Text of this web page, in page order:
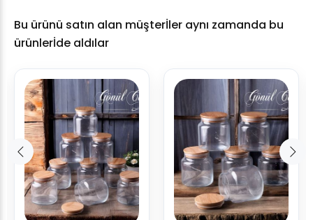
Bu ürünü satın alan müşterİler aynı zamanda bu
ürünlerİde aldılar